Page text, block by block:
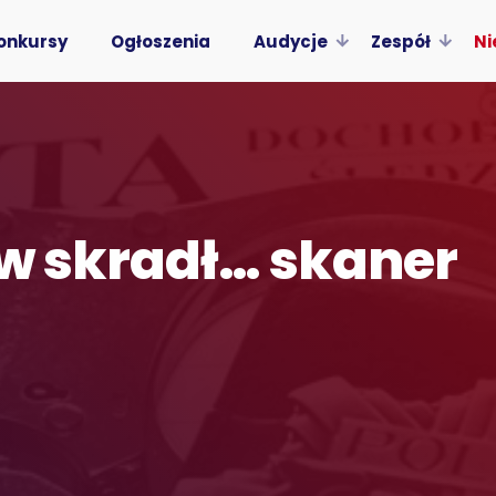
Ogłoszenia Audycje Zespół
skradł… skaner